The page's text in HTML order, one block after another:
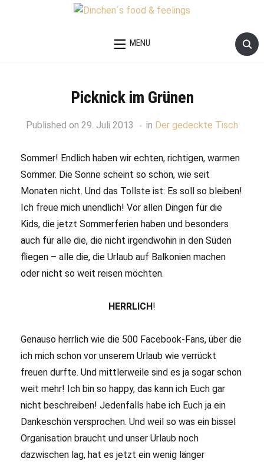
MENU
Picknick im Grünen
Published on 29. Juli 2013 in Der gedeckte Tisch
Sommer! Endlich haben wir echten, richtigen, warmen
Sommer. Die Sonne scheint so schön, wie seit
Monaten nicht. Und das Tollste ist: Es soll so bleiben!
Ich freue mich unendlich! Vor allen Dingen für die
Kids, die jetzt Sommerferien haben und besonders
auch für alle die, die nicht irgendwohin in den Süden
fliegen – alle die, die Urlaub auf Balkonien machen
oder nicht so weit reisen möchten.
HERRLICH!
Genauso herrlich wie die 500 Facebook-Fans, über die
ich mich schon vor unserem Urlaub wie verrückt
freuen durfte. Und mittlerweile sind es ja sogar schon
weit mehr! Ich bin so happy, das kann ich Euch gar
nicht beschreiben! Jedenfalls habe ich Euch ja ein
Dankeschön versprochen. Und weil so was ein bissel
Organisation braucht und unser Urlaub noch
dazwischen lag, hat es jetzt ein wenig länger